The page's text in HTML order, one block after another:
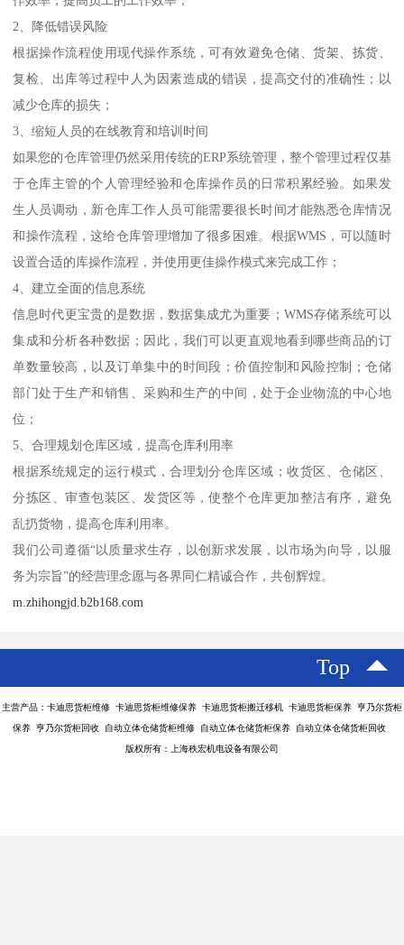
WMSS管理软件不仅可以实现进出口管理、库存管理、订单管理、补
货策略等功能，还可以实现与运输管理、客户管理、员工管理的对
接，为仓储提供一系列信息服务，公司的配送和综合物流。